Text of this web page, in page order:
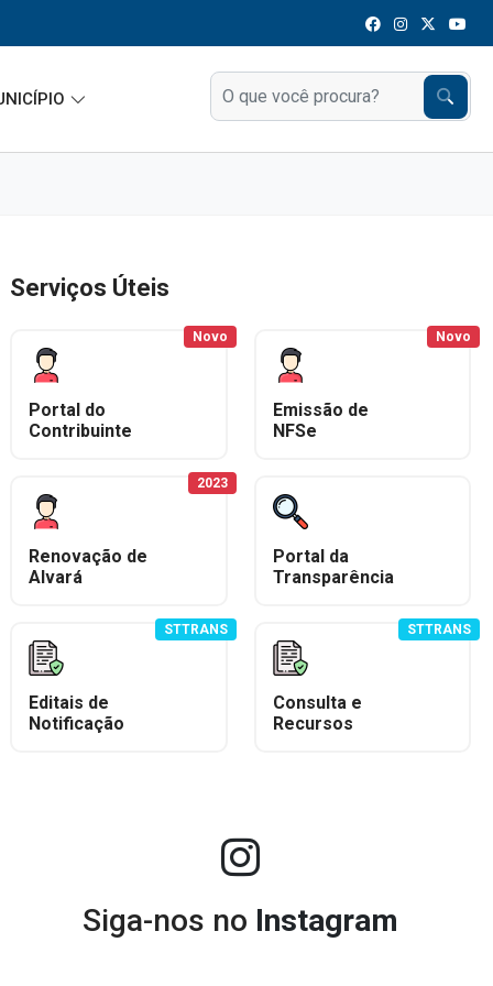
Serviços Úteis
Portal do
Contribuinte
Novo
Emissão de
NFSe
Novo
Renovação de
Alvará
2023
Portal da
Transparência
Editais de
Notificação
STTRANS
Consulta e
Recursos
STTRANS
Siga-nos no Instagram